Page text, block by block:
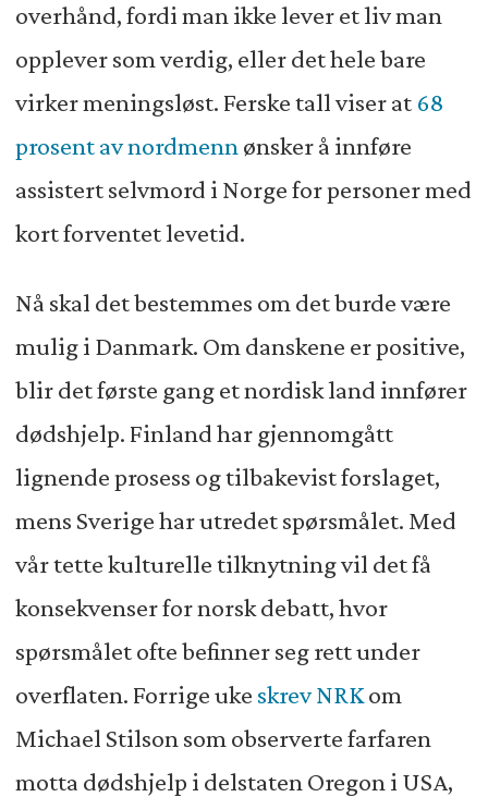
overhånd, fordi man ikke lever et liv man
opplever som verdig, eller det hele bare
virker meningsløst. Ferske tall viser at 68
prosent av nordmenn ønsker å innføre
assistert selvmord i Norge for personer med
kort forventet levetid.
Nå skal det bestemmes om det burde være
mulig i Danmark. Om danskene er positive,
blir det første gang et nordisk land innfører
dødshjelp. Finland har gjennomgått
lignende prosess og tilbakevist forslaget,
mens Sverige har utredet spørsmålet. Med
vår tette kulturelle tilknytning vil det få
konsekvenser for norsk debatt, hvor
spørsmålet ofte befinner seg rett under
overflaten. Forrige uke skrev NRKom
Michael Stilson som observerte farfaren
motta dødshjelp i delstaten Oregon i USA,